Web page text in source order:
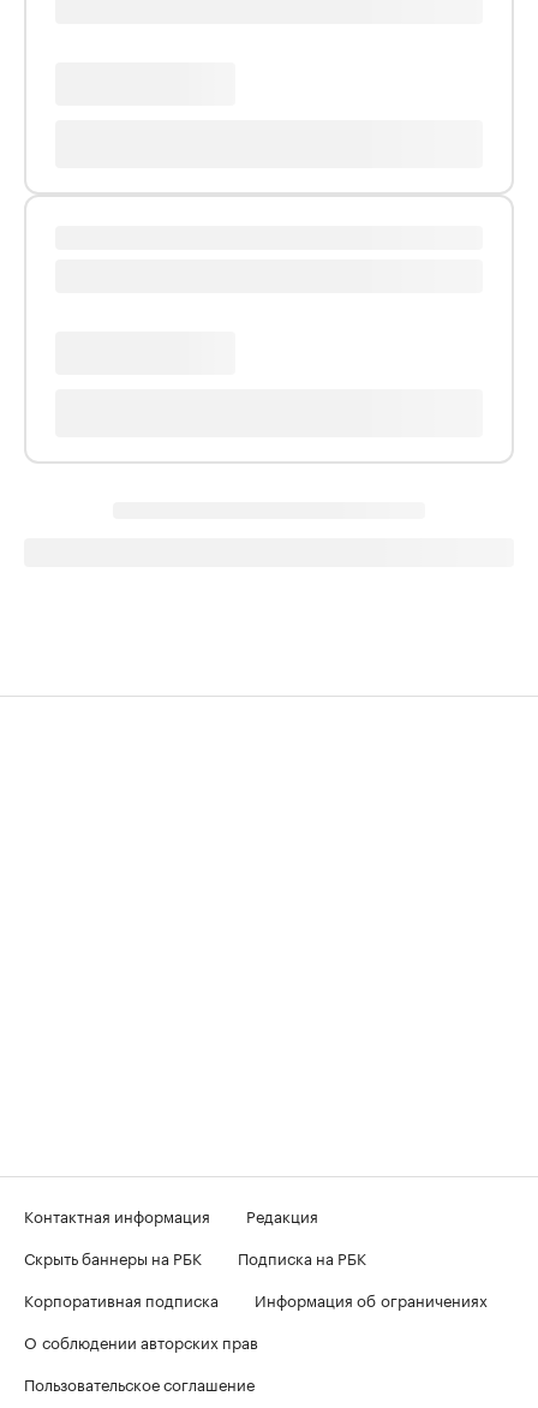
Контактная информация
Редакция
Скрыть баннеры на РБК
Подписка на РБК
Корпоративная подписка
Информация об ограничениях
О соблюдении авторских прав
Пользовательское соглашение